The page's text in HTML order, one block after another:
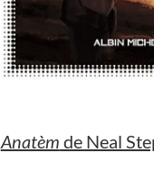
Anatèm de Neal